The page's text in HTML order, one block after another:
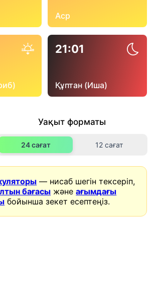
Аср
21:01
Құптан (Иша)
Уақыт форматы
24 сағат 12 сағат
— нисаб шегін тексеріп,
бағасы жәнеағымдағы
бойынша зекет есептеңіз.